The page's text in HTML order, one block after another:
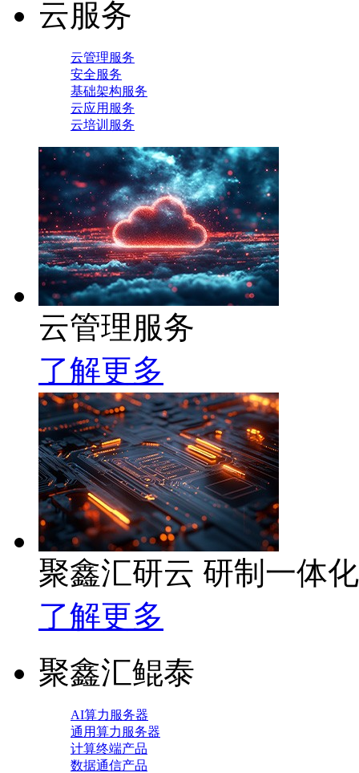
云服务
云管理服务
安全服务
基础架构服务
云应用服务
云培训服务
云管理服务
了解更多
聚鑫汇研云 研制一体
了解更多
聚鑫汇鲲泰
AI算力服务器
通用算力服务器
计算终端产品
数据通信产品